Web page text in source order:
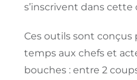
s’inscrivent dans cette
Ces outils sont conçus
temps aux chefs et
bouches : entre 2